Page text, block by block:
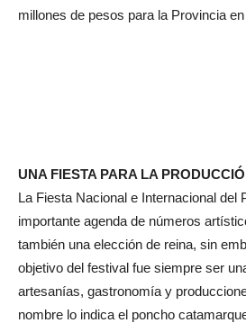
millones de pesos para la Provincia
UNA FIESTA PARA LA
La Fiesta Nacional e Internacional del
importante agenda de números
también una elección de reina, sin
objetivo del festival fue siempre ser
artesanías, gastronomía y
nombre lo indica el poncho